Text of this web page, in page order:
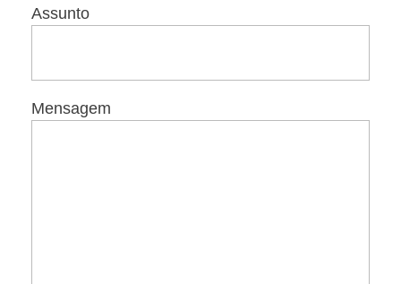
Assunto
Mensagem